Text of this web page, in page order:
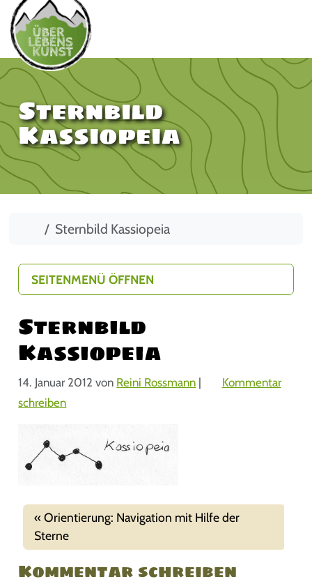
Sternbild
Kassiopeia
StartSternbild Kassiopeia
Sternbild
Kassiopeia
14. Januar 2012 von Reini Rossmann |
Kommentar
schreiben
Orientierung: Navigation mit Hilfe der
Sterne
Kommentar schreiben
SEITENMENÜ ÖFFNEN